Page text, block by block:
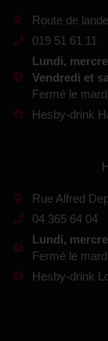
Route de
019 51 61 11
Lundi,
Vendredi et
Fermé le
Hesby-drink
Rue Alfred
04 365 64 04
Lundi,
Fermé le
Hesby-drink